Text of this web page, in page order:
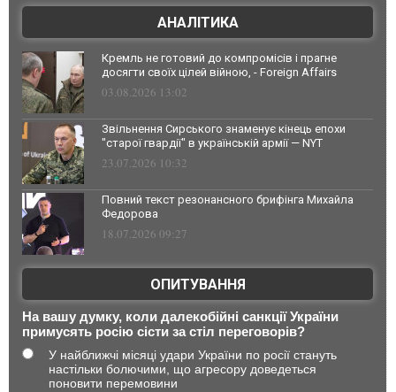
АНАЛІТИКА
Кремль не готовий до компромісів і прагне
досягти своїх цілей війною, - Foreign Affairs
03.08.2026 13:02
Звільнення Сирського знаменує кінець епохи
"старої гвардії" в українській армії — NYT
23.07.2026 10:32
Повний текст резонансного брифінга Михайла
Федорова
18.07.2026 09:27
ОПИТУВАННЯ
На вашу думку, коли далекобійні санкції України
примусять росію сісти за стіл переговорів?
У найближчі місяці удари України по росії стануть
настільки болючими, що агресору доведеться
поновити перемовини